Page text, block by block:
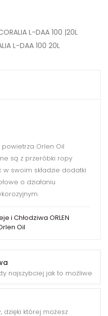
najszybciej jak to możliwe
dzięki której możesz
Orlen Oil
są z przeróbki ropy
swoim składzie dodatki
o działaniu
i Chłodziwa ORLEN
Oil